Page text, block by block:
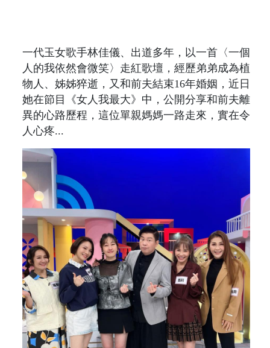
一代玉女歌手林佳儀、出道多年，以一首〈一個
人的我依然會微笑〉走紅歌壇，經歷弟弟成為植
物人、姊姊猝逝，又和前夫結束16年婚姻，近日
她在節目《女人我最大》中，公開分享和前夫離
異的心路歷程，這位單親媽媽一路走來，實在令
人心疼...